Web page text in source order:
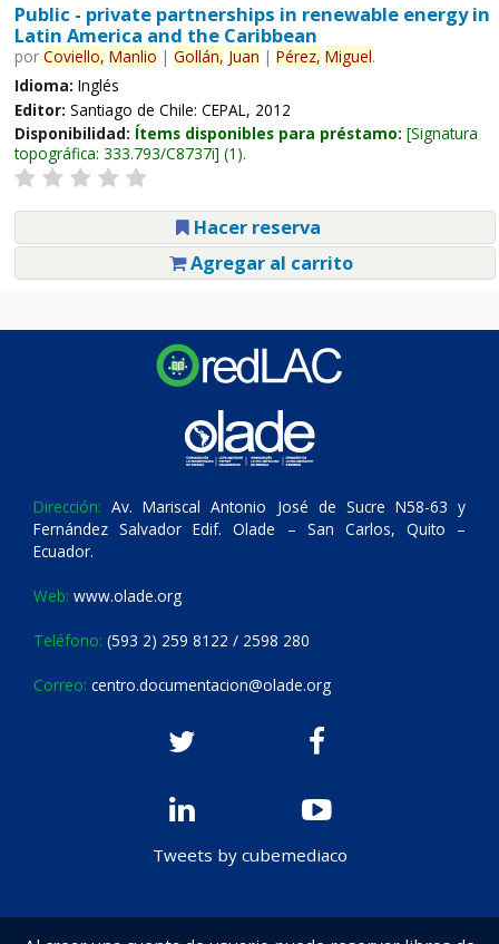
Public - private partnerships in renewable energy in
Latin America and the Caribbean
por Coviello, Manlio | Gollán, Juan | Pérez, Miguel.
Idioma: Inglés
Editor: Santiago de Chile: CEPAL, 2012
Disponibilidad: Ítems disponibles para préstamo: Signatura
topográfica: 333.793/C8737i (1).
Hacer reserva
Agregar al carrito
Dirección: Av. Mariscal Antonio José de Sucre N58-63 y
Fernández Salvador Edif. Olade – San Carlos, Quito –
Ecuador.
Web: www.olade.org
Teléfono: (593 2) 259 8122 / 2598 280
Correo: centro.documentacion@olade.org
Tweets by cubemediaco